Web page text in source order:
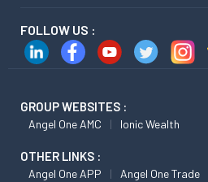
FOLLOW US :
GROUP WEBSITES :
Angel One AMC Ionic Wealth
OTHER LINKS :
Angel One APP Angel One Trade